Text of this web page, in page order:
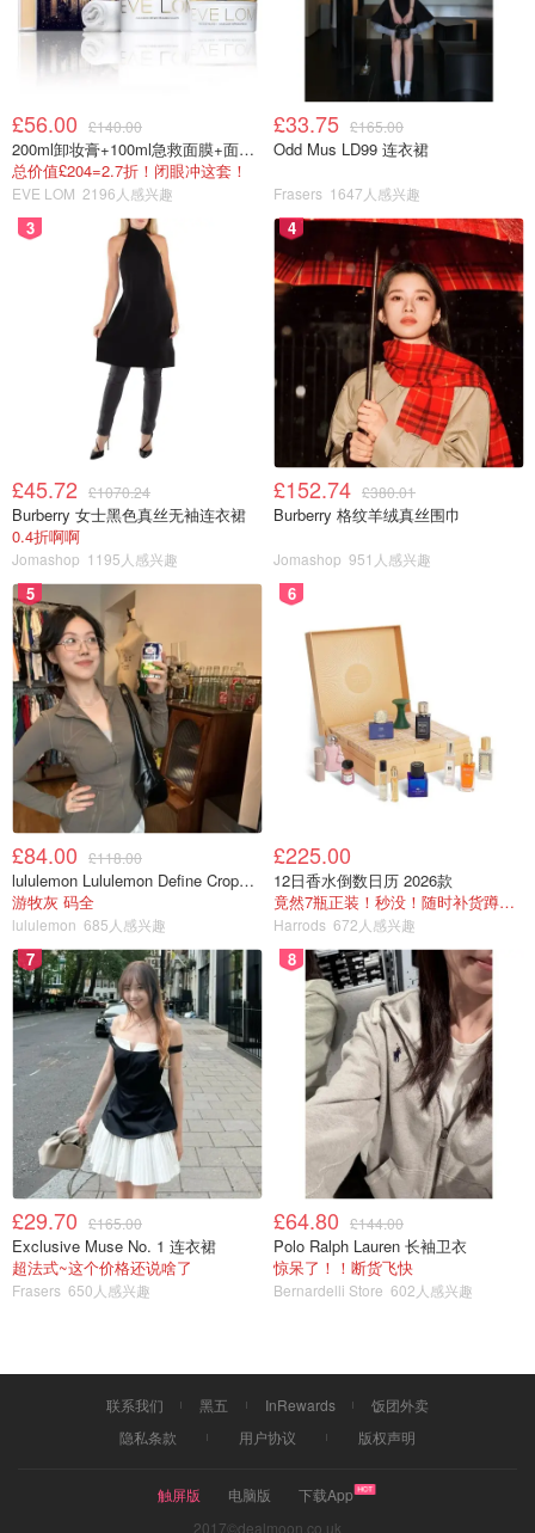
£56.00 £140.00
200ml卸妆膏+100ml急救面膜+面霜+洁颜布
总价值£204=2.7折！闭眼冲这套！
EVE LOM 2196人感兴趣
£33.75 £165.00
Odd Mus LD99 连衣裙
Frasers 1647人感兴趣
3
£45.72 £1070.24
Burberry 女士黑色真丝无袖连衣裙
0.4折啊啊
Jomashop 1195人感兴趣
4
£152.74 £380.01
Burberry 格纹羊绒真丝围巾
Jomashop 951人感兴趣
5
£84.00 £118.00
lululemon Lululemon Define Cropped Nulu 短夹克
游牧灰 码全
lululemon 685人感兴趣
6
£225.00
12日香水倒数日历 2026款
竟然7瓶正装！秒没！随时补货蹲！！！
Harrods 672人感兴趣
7
£29.70 £165.00
Exclusive Muse No. 1 连衣裙
超法式~这个价格还说啥了
Frasers 650人感兴趣
8
£64.80 £144.00
Polo Ralph Lauren 长袖卫衣
惊呆了！！断货飞快
Bernardelli Store 602人感兴趣
联系我们 黑五 InRewards
饭团外卖
隐私条款
用户协议 版权声明
触屏版 电脑版
下载App
2017©dealmoon.co.uk